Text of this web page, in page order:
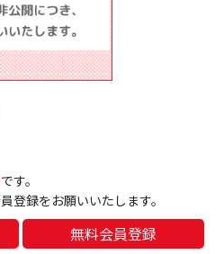
です。
登録をお願いいたします。
無料会員登録